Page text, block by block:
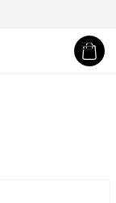
Hledat